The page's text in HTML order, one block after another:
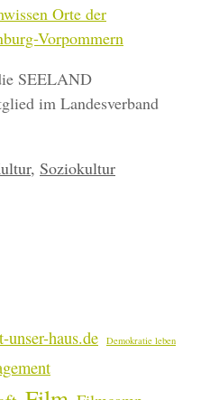
SEELAND
im Landesverband
, Soziokultur
unser-haus.de Demokratie leben